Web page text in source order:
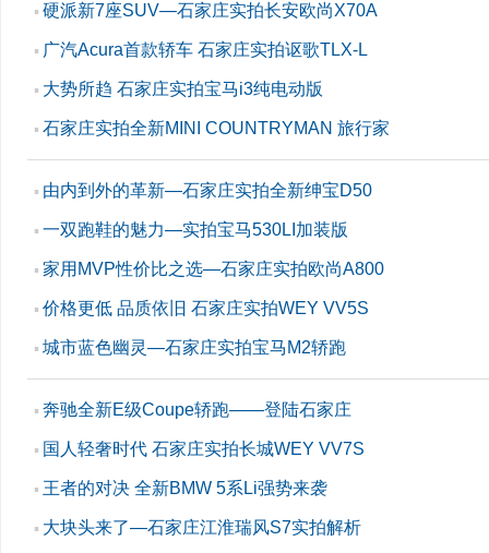
▪ 硬派新7座SUV—石家庄实拍长安欧尚X70A
▪ 广汽Acura首款轿车 石家庄实拍讴歌TLX-L
▪ 大势所趋 石家庄实拍宝马i3纯电动版
▪ 石家庄实拍全新MINI COUNTRYMAN 旅行家
▪ 由内到外的革新—石家庄实拍全新绅宝D50
▪ 一双跑鞋的魅力—实拍宝马530LI加装版
▪ 家用MVP性价比之选—石家庄实拍欧尚A800
▪ 价格更低 品质依旧 石家庄实拍WEY VV5S
▪ 城市蓝色幽灵—石家庄实拍宝马M2轿跑
▪ 奔驰全新E级Coupe轿跑——登陆石家庄
▪ 国人轻奢时代 石家庄实拍长城WEY VV7S
▪ 王者的对决 全新BMW 5系Li强势来袭
▪ 大块头来了—石家庄江淮瑞风S7实拍解析